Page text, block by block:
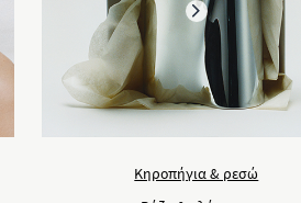
Κηροπήγια & ρεσώ